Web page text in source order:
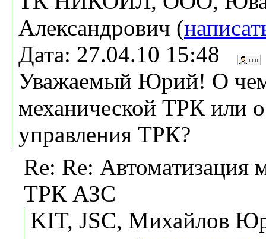
Александрович (
Дата: 27.04.10 15:48
Уважаемый Юрий! О
механической ТРК или
управления ТРК?
Re: Re: Автоматизация
ТРК АЗС
KIT, JSC, Михайлов